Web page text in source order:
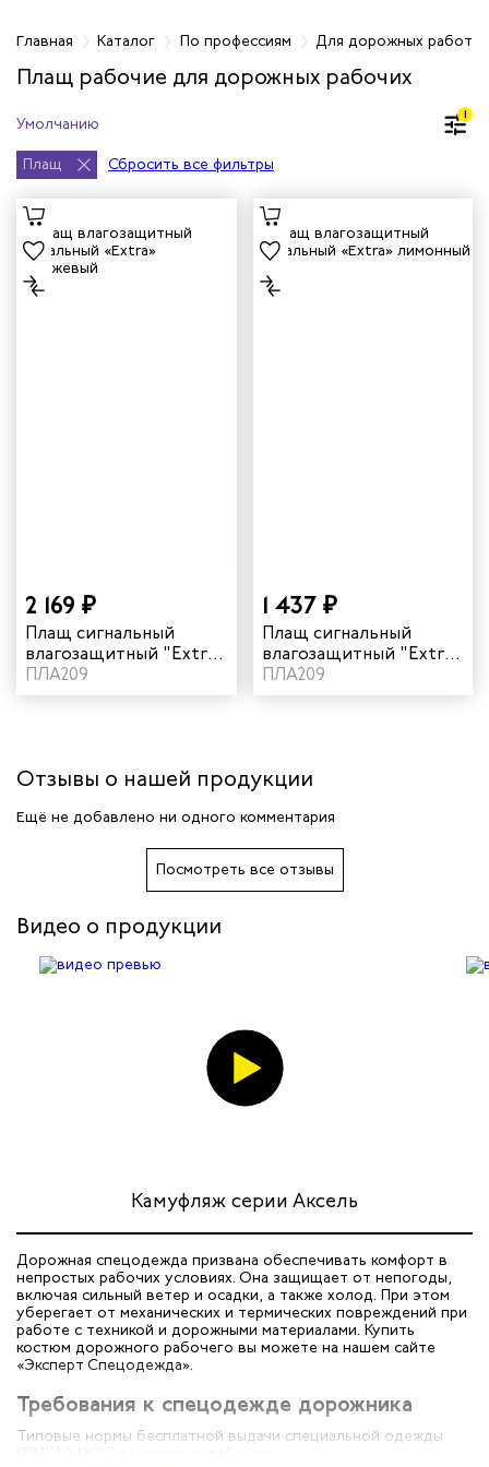
работников
руководителей
помощи
Главная Каталог По профессиям Для дорожных
Плащ рабочие для дорожных рабочих
1
Плащ Сбросить все фильтры
2 169 ₽
Плащ сигнальный
влагозащитный "Extra"
ПВХ цвет оранжевый
ПЛА209
1 437 ₽
Плащ сигнальный
влагозащитный "Extra"
ПВХ цвет лимон
ПЛА209
Отзывы о нашей продукции
Ещё не добавлено ни одного комментария
Посмотреть все отзывы
Видео о продукции
Камуфляж серии Аксель
Дорожная спецодежда призвана обеспечивать комфорт в
непростых рабочих условиях. Она защищает от непогоды,
включая сильный ветер и осадки, а также холод. При этом
уберегает от механических и термических повреждений при
работе с техникой и дорожными материалами. Купить
костюм дорожного рабочего вы можете на нашем сайте
«Эксперт Спецодежда».
Требования к спецодежде дорожника
Типовые нормы бесплатной выдачи специальной одежды